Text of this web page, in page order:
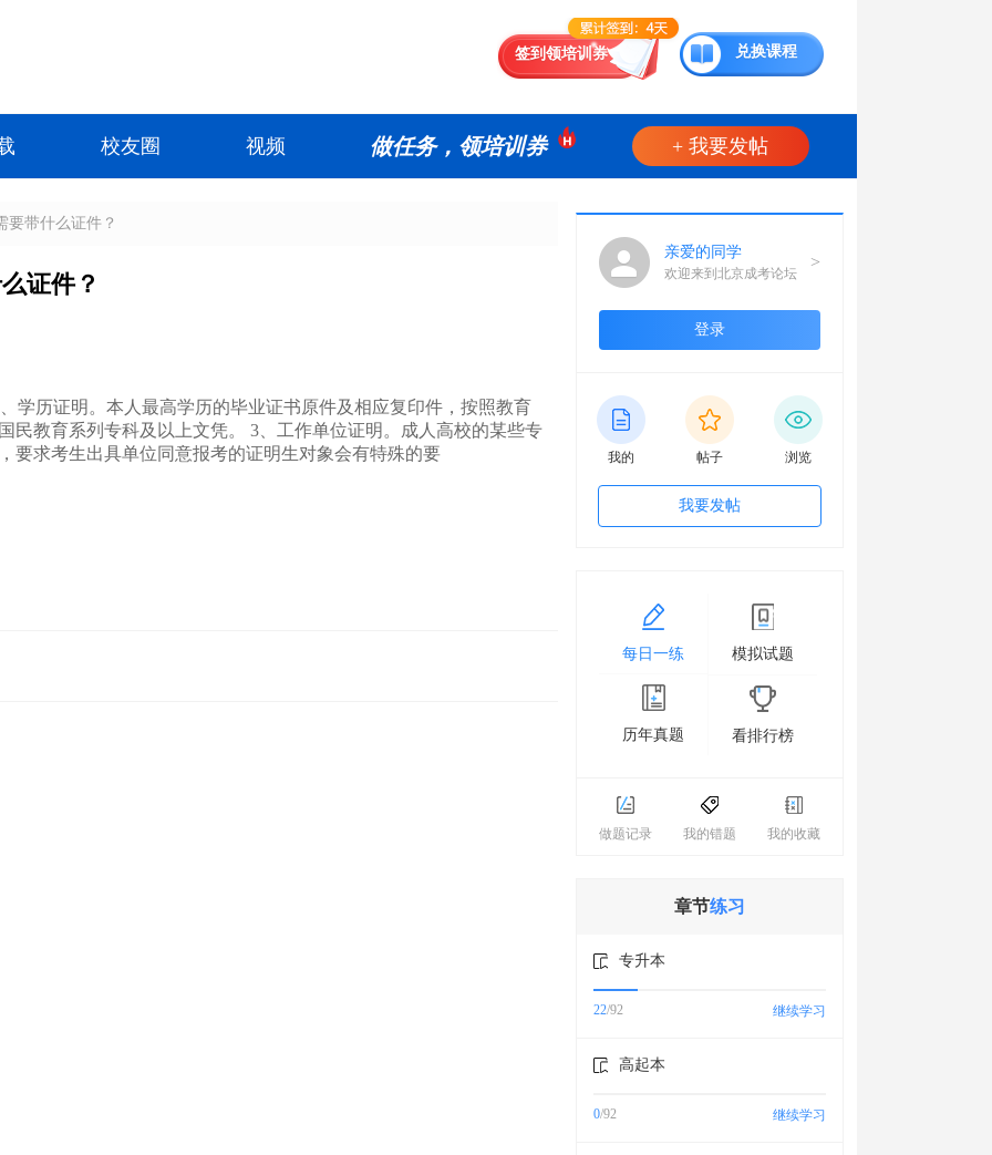
签到领培训券 兑换课程
校友圈 视频 做任务，领培训券 + 我要发帖
要带什么证件？
证件？
学历证明。本人最高学历的毕业证书原件及相应复印件，按照教育
民教育系列专科及以上文凭。 3、工作单位证明。成人高校的某些专
要求考生出具单位同意报考的证明生对象会有特殊的要
亲爱的同学
欢迎来到北京成考论坛
>
登录
我的 帖子 浏览
我要发帖
每日一练 模拟试题
历年真题 看排行榜
做题记录 我的错题 我的收藏
章节练习
专升本
22/92 继续学习
高起本
0/92 继续学习